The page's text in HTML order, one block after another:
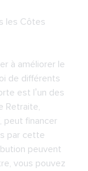
les Côtes
à améliorer le
de différents
est l’un des
Retraite,
peut financer
par cette
peuvent
vous pouvez